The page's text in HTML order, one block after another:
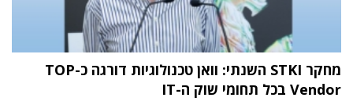
מחקר STKI השנתי: וואן טכנולוגיות דורגה כ-TOP
Vendor בכל תחומי שוק ה-IT